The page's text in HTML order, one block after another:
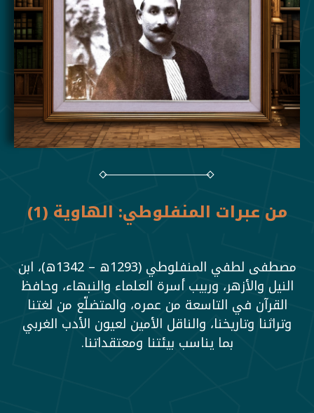
من عبرات المنفلوطي: الهاوية (1)
مصطفى لطفي المنفلوطي (1293ه – 1342ه)، ابن
النيل والأزهر، وربيب أسرة العلماء والنبهاء، وحافظ
القرآن في التاسعة من عمره، والمتضلّع من لغتنا
وتراثنا وتاريخنا، والناقل الأمين لعيون الأدب الغربي
بما يناسب بيئتنا ومعتقداتنا.